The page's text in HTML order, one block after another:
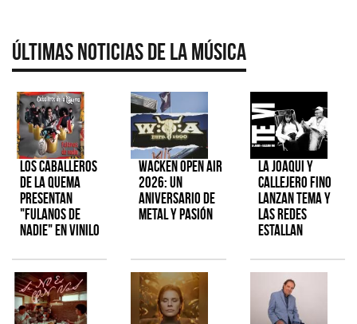
Últimas Noticias de la Música
Los Caballeros
de la Quema
presentan
"Fulanos de
Nadie" en vinilo
Wacken Open Air
2026: Un
aniversario de
metal y pasión
La Joaqui y
Callejero Fino
lanzan tema y
las redes
estallan